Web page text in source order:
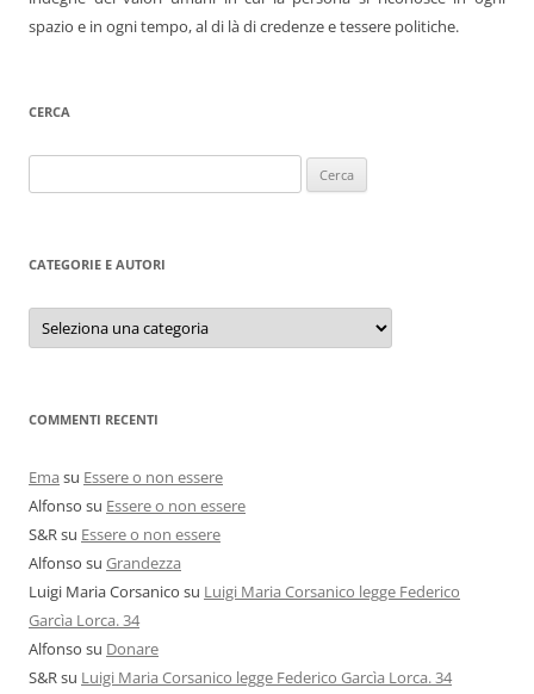
spazio e in ogni tempo, al di là di credenze e tessere politiche.
CERCA
per:
CATEGORIE E AUTORI
Categorie
autori
COMMENTI RECENTI
Ema su Essere o non essere
Alfonso su Essere o non essere
S&Rsu Essere o non essere
Alfonso su Grandezza
Luigi Maria Corsanico su Luigi Maria Corsanico legge Federico
Garcìa Lorca. 34
Alfonso su Donare
S&Rsu Luigi Maria Corsanico legge Federico Garcìa Lorca. 34